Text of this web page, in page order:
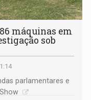
máquinas em
sob
parlamentares e